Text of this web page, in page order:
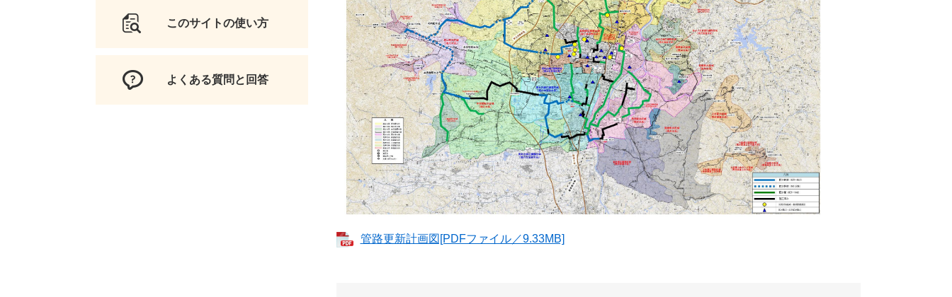
管路更新計画図[PDFファイル／9.33MB]
このサイトの使い方
よくある質問と回答